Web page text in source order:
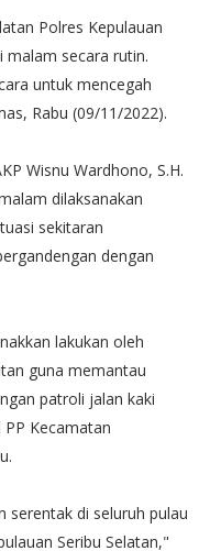
Polres Kepulauan
malam secara rutin.
untuk mencegah
Rabu (09/11/2022).
Wisnu Wardhono, S.H.
dilaksanakan
sekitaran
dengan
lakukan oleh
guna memantau
patroli jalan kaki
Kecamatan
serentak di seluruh pulau
Seribu Selatan,"